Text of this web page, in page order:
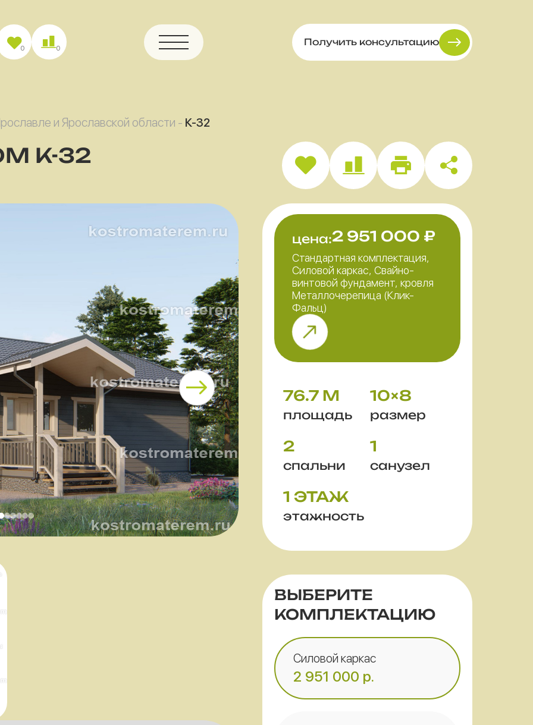
0 0
Получить консультацию
и Ярославской области - К-32
К-32
цена:2 951 000 ₽
Стандартная комплектация,
Силовой каркас, Свайно-
винтовой фундамент, кровля
Металлочерепица (Клик-
Фальц)
76.7 М
площадь
10×8
размер
2
спальни
1
санузел
1 ЭТАЖ
этажность
ВЫБЕРИТЕ
КОМПЛЕКТАЦИЮ
Силовой каркас
2 951 000 р.